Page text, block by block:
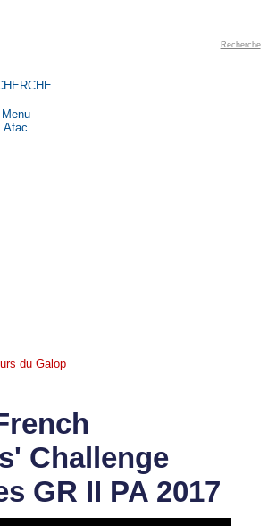
Recherche
Challenge
GR II PA 2017